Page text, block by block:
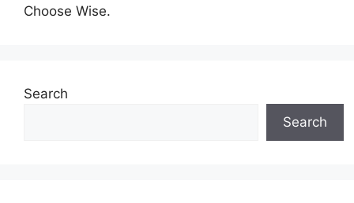
Choose Wise.
Search
Search